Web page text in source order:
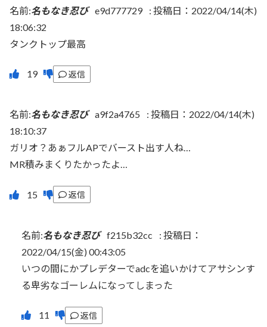
名前:名もなき忍び e9d777729 : 投稿日：2022/04/14(木)
18:06:32
タンクトップ最高
返信
名前:名もなき忍び a9f2a4765 : 投稿日：2022/04/14(木)
18:10:37
ガリオ？あぁフルAPでバースト出す人ね…
MR積みまくりたかったよ…
返信
名前:名もなき忍び f215b32cc : 投稿日：
2022/04/15(金) 00:43:05
いつの間にかプレデターでadcを追いかけてアサシンす
る卑劣なゴーレムになってしまった
返信